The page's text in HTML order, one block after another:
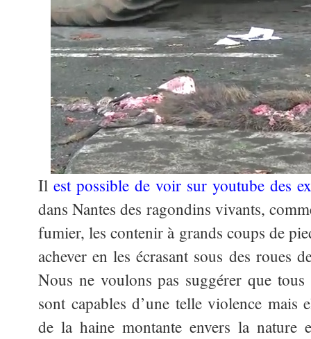
Il est possible de voir sur youtube des
dans Nantes des ragondins vivants,
fumier, les contenir à grands coups de
achever en les écrasant sous des roues
Nous ne voulons pas suggérer que
sont capables d’une telle violence mais
de la haine montante envers la nature